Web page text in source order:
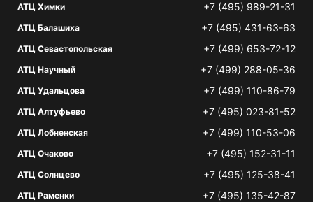
АТЦ Химки +7 (495) 989-21-31
АТЦ Балашиха +7 (495) 431-63-63
АТЦ Севастопольская +7 (499) 653-72-12
АТЦ Научный +7 (499) 288-05-36
АТЦ Удальцова +7 (499) 110-86-79
АТЦ Алтуфьево +7 (495) 023-81-52
АТЦ Лобненская +7 (499) 110-53-06
АТЦ Очаково +7 (495) 152-31-11
АТЦ Солнцево +7 (495) 125-38-41
АТЦ Раменки +7 (495) 135-42-87